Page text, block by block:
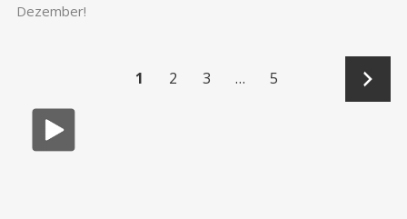
Dezember!
1 2 3 … 5
→